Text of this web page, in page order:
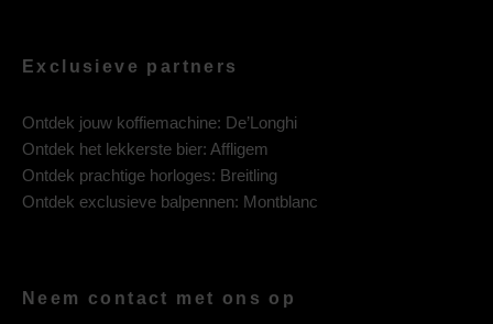
Exclusieve partners
Ontdek jouw koffiemachine: De’Longhi
Ontdek het lekkerste bier: Affligem
Ontdek prachtige horloges: Breitling
Ontdek exclusieve balpennen: Montblanc
Neem contact met ons op